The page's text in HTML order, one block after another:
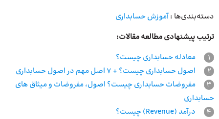
دسته‌بندی‌ها :آموزش حسابداری
ترتیب پیشنهادی مطالعه مقالات:
1
معادله حسابداری چیست؟
2
اصول حسابداری چیست؟ + 7 اصل مهم در اصول حسابداری
3
مفروضات حسابداری چیست؟ اصول، مفروضات و میثاق های
حسابداری
4
درآمد (Revenue) چیست؟